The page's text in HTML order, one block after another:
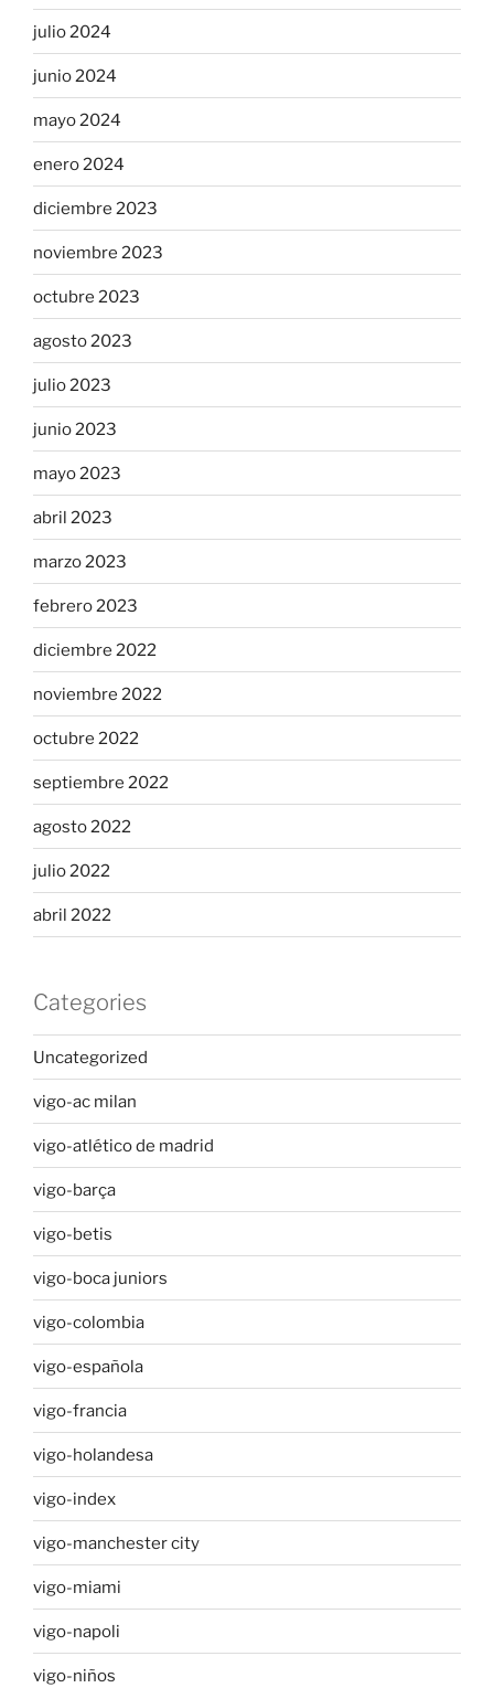
julio 2024
junio 2024
mayo 2024
enero 2024
diciembre 2023
noviembre 2023
octubre 2023
agosto 2023
julio 2023
junio 2023
mayo 2023
abril 2023
marzo 2023
febrero 2023
diciembre 2022
noviembre 2022
octubre 2022
septiembre 2022
agosto 2022
julio 2022
abril 2022
Categories
Uncategorized
vigo-ac milan
vigo-atlético de madrid
vigo-barça
vigo-betis
vigo-boca juniors
vigo-colombia
vigo-española
vigo-francia
vigo-holandesa
vigo-index
vigo-manchester city
vigo-miami
vigo-napoli
vigo-niños